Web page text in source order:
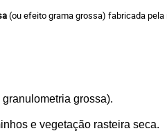
(ou efeito grama grossa) fabricada
grossa).
e vegetação rasteira seca.